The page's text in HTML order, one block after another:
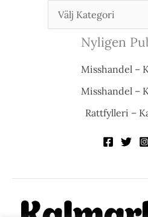
Nyligen
Misshandel –
Misshandel –
Rattfylleri –